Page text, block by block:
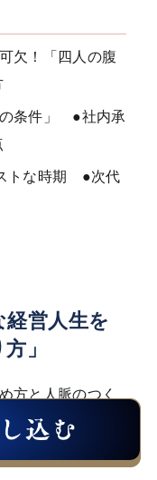
欠！「四人の腹
の条件」 ●社内承
トな時期 ●次代
営人生を
」
方と人脈のつく
成 …など
手の打ち方（令和8年9月）